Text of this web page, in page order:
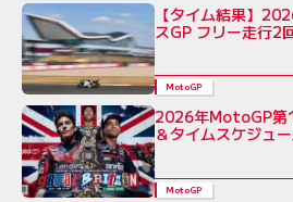
【タイム結果】
スGP フリー走行2
MotoGP
2026年MotoGP第
＆タイムスケジュ
MotoGP